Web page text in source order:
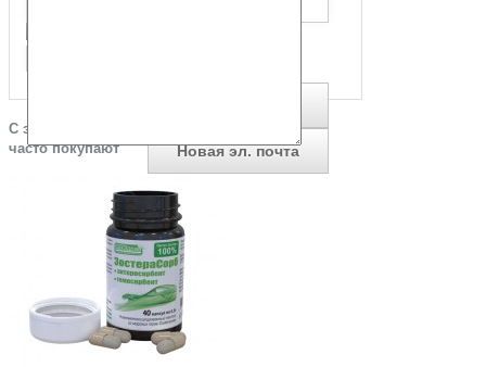
С этим товаром
часто покупают